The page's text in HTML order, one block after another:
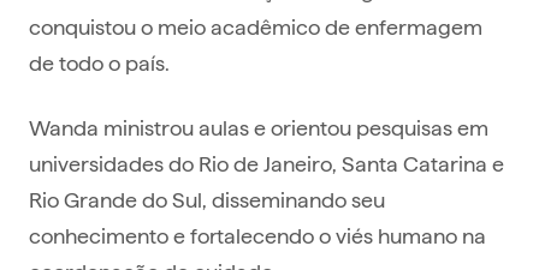
conquistou o meio acadêmico de enfermagem
de todo o país.
Wanda ministrou aulas e orientou pesquisas em
universidades do Rio de Janeiro, Santa Catarina e
Rio Grande do Sul, disseminando seu
conhecimento e fortalecendo o viés humano na